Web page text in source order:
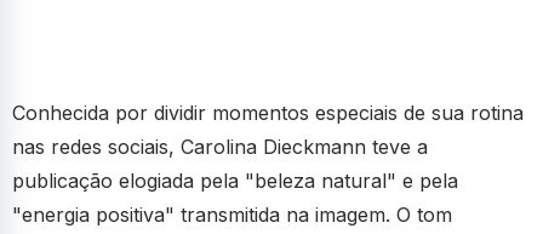
Conhecida por dividir momentos especiais de sua rotina
nas redes sociais, Carolina Dieckmann teve a
publicação elogiada pela "beleza natural" e pela
"energia positiva" transmitida na imagem. O tom